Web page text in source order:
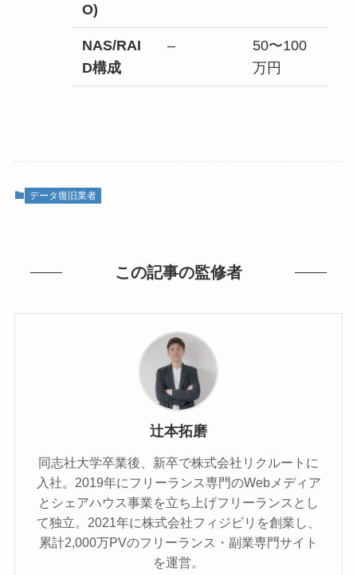
O)
NAS/RAI
D構成
–
50〜100
万円
データ復旧業者
この記事の監修者
辻本拓磨
同志社大学卒業後、新卒で株式会社リクルートに
入社。2019年にフリーランス専門のWebメディア
とシェアハウス事業を立ち上げフリーランスとし
て独立。2021年に株式会社フィジビリを創業し、
累計2,000万PVのフリーランス・副業専門サイト
を運営。